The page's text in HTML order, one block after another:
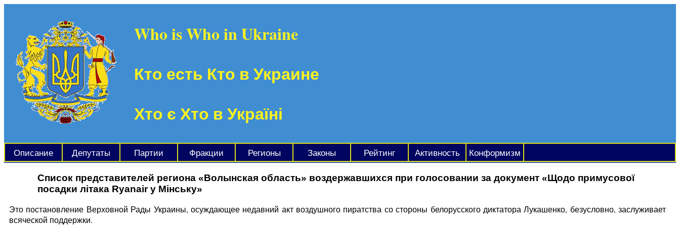
Who is Who in Ukraine
Кто есть Кто в Украине
Хто є Хто в Україні
Описание Депутаты Партии Фракции Регионы Законы Рейтинг Активность Конформизм
Список представителей региона «Волынская область» воздержавшихся при голосовании за документ «Щодо примусової
посадки літака Ryаnair у Мінську»
Это постановление Верховной Рады Украины, осуждающее недавний акт воздушного пиратства со стороны белорусского диктатора Лукашенко, безусловно, заслуживает
всяческой поддержки.